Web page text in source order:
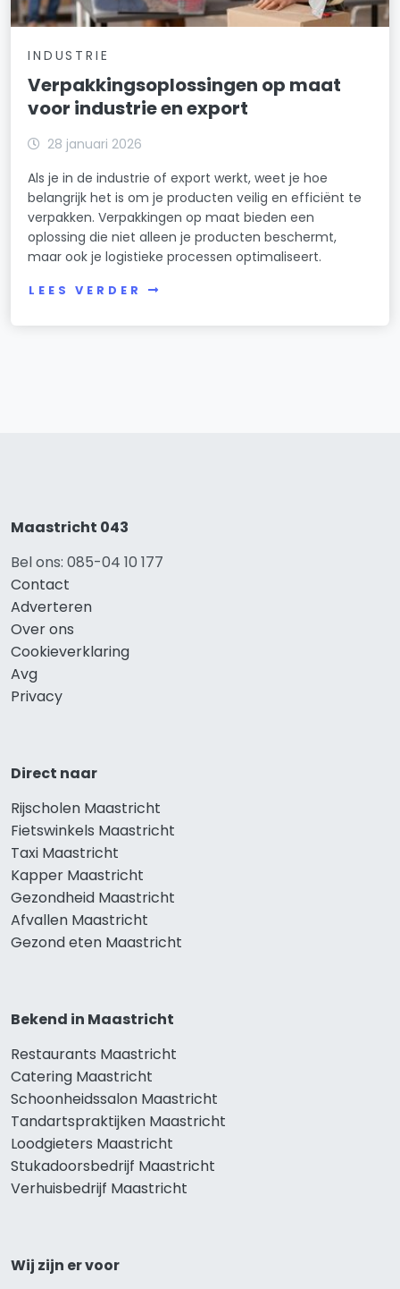
INDUSTRIE
Verpakkingsoplossingen op maat
voor industrie en export
28 januari 2026
Als je in de industrie of export werkt, weet je hoe
belangrijk het is om je producten veilig en efficiënt te
verpakken. Verpakkingen op maat bieden een
oplossing die niet alleen je producten beschermt,
maar ook je logistieke processen optimaliseert.
LEES VERDER
Maastricht 043
Bel ons: 085-04 10 177
Contact
Adverteren
Over ons
Cookieverklaring
Avg
Privacy
Direct naar
Rijscholen Maastricht
Fietswinkels Maastricht
Taxi Maastricht
Kapper Maastricht
Gezondheid Maastricht
Afvallen Maastricht
Gezond eten Maastricht
Bekend in Maastricht
Restaurants Maastricht
Catering Maastricht
Schoonheidssalon Maastricht
Tandartspraktijken Maastricht
Loodgieters Maastricht
Stukadoorsbedrijf Maastricht
Verhuisbedrijf Maastricht
Wij zijn er voor